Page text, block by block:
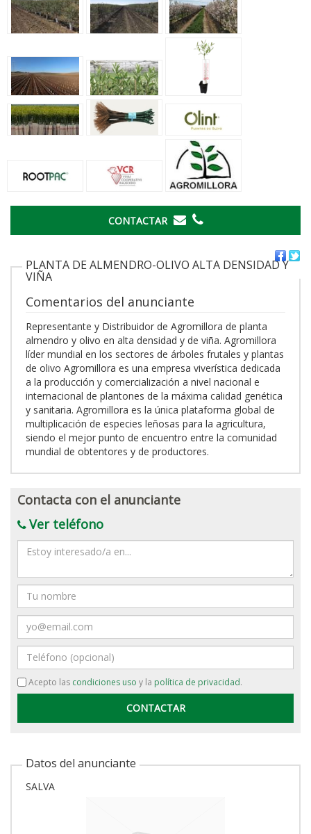
CONTACTAR
PLANTA DE ALMENDRO-OLIVO ALTA DENSIDAD Y
VIÑA
Comentarios del anunciante
Representante y Distribuidor de Agromillora de planta
almendro y olivo en alta densidad y de viña. Agromillora
líder mundial en los sectores de árboles frutales y plantas
de olivo Agromillora es una empresa viverística dedicada
a la producción y comercialización a nivel nacional e
internacional de plantones de la máxima calidad genética
y sanitaria. Agromillora es la única plataforma global de
multiplicación de especies leñosas para la agricultura,
siendo el mejor punto de encuentro entre la comunidad
mundial de obtentores y de productores.
Contacta con el anunciante
Ver teléfono
Mensaje
Nombre
Email
Teléfono
Acepto las condiciones uso y la política de privacidad.
Datos del anunciante
SALVA